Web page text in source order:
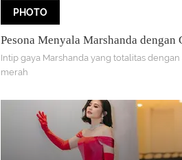
PHOTO
Pesona Menyala Marshanda dengan
Bervolume di Premiere Film La
Tampil Totalitas dengan Rambut
Intip gaya Marshanda yang totalitas dengan
merah